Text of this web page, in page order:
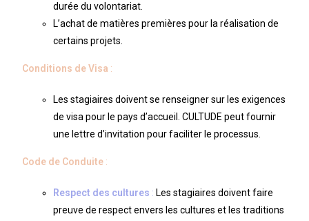
durée du volontariat.
L’achat de matières premières pour la réalisation de
certains projets.
Conditions de Visa :
Les stagiaires doivent se renseigner sur les exigences
de visa pour le pays d’accueil. CULTUDE peut fournir
une lettre d’invitation pour faciliter le processus.
Code de Conduite :
Respect des cultures : Les stagiaires doivent faire
preuve de respect envers les cultures et les traditions